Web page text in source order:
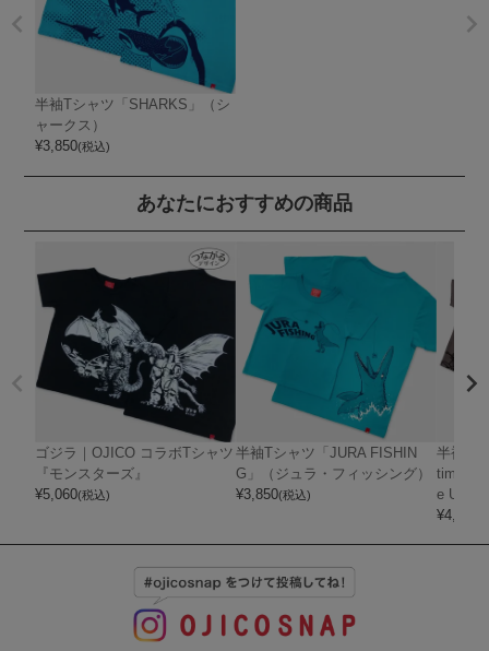
半袖Tシャツ「SHARKS」（シ
ャークス）
¥3,850(税込)
あなたにおすすめの商品
ゴジラ｜OJICO コラボTシャツ
『モンスターズ』
¥5,060(税込)
半袖Tシャツ「JURA FISHIN
G」（ジュラ・フィッシング）
¥3,850(税込)
半袖T
timate
e
¥4,290